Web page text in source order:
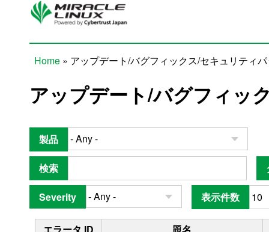
Skip to main content
Home » アップデート/バグフィックス/セキュリティ
アップデート/バグフィッ
製品
検索
Severity 表示件数
エラータ ID
題名